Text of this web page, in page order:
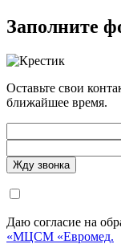
Заполните
Оставьте свои
ближайшее время.
Даю согласие на
«МЦСМ «Евромед.